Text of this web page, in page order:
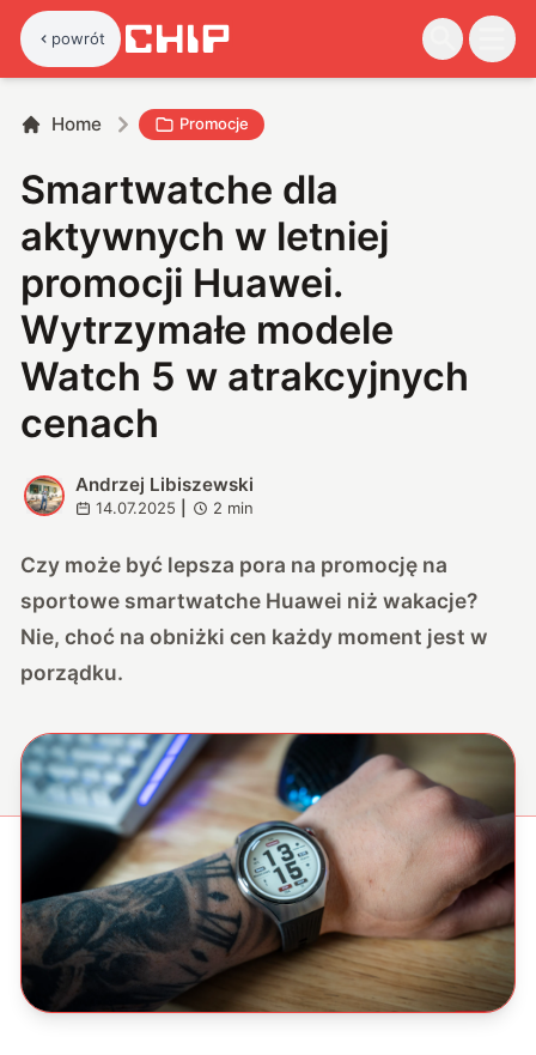
powrót
Home Promocje
Smartwatche dla
aktywnych w letniej
promocji Huawei.
Wytrzymałe modele
Watch 5 w atrakcyjnych
cenach
A
Andrzej Libiszewski
14.07.2025 2 min
Czy może być lepsza pora na promocję na
sportowe smartwatche Huawei niż wakacje?
Nie, choć na obniżki cen każdy moment jest w
porządku.